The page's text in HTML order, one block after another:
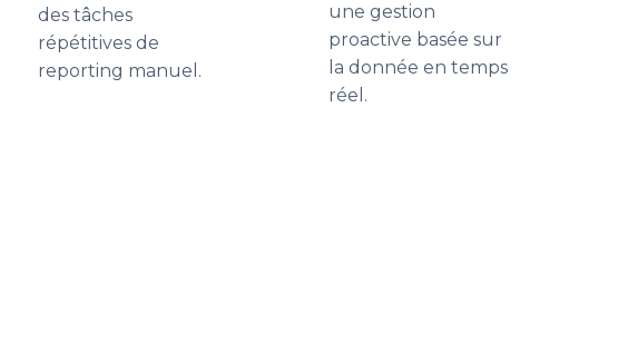
des tâches
répétitives de
reporting manuel.
une gestion
proactive basée sur
la donnée en temps
réel.